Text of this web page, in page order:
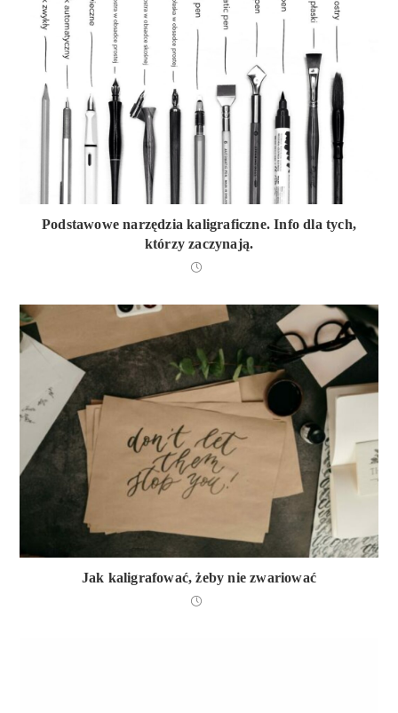
Podstawowe narzędzia kaligraficzne. Info dla tych,
którzy zaczynają.
Jak kaligrafować, żeby nie zwariować